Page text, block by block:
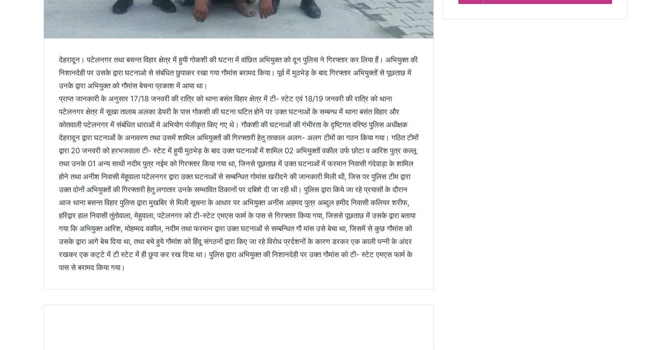
देहरादून। पटेलनगर तथा बसन्त विहार क्षेत्र में हुयी गोकशी की घटना में वांछित अभियुक्त को दून पुलिस ने गिरफ्तार कर लिया हैं। अभियुक्त की
निशानदेही पर उसके द्वारा घटनाओ से संबंधित छुपाकर रखा गया गौमांस बरामद किया। पूर्व में मुठभेड़ के बाद गिरफ्तार अभियुक्तों से पूछताछ में
उनके द्वारा अभियुक्त को गौमांस बेचना प्रकाश में आया था।
प्राप्त जानकारी के अनुसार 17/18 जनवरी की रात्रि को थाना बसंत विहार क्षेत्र में टी- स्टेट एवं 18/19 जनवरी की रात्रि को थाना
पटेलनगर क्षेत्र में सूखा तालाब अलका डेयरी के पास गोकशी की घटना घटित होने पर उक्त घटनाओं के सम्बन्ध में थाना बसंत विहार और
कोतवाली पटेलनगर में संबंधित धाराओं मे अभियोग पंजीकृत किए गए थे। गौकशी की घटनाओं की गंभीरता के दृष्टिगत वरिष्ठ पुलिस अधीक्षक
देहरादून द्वारा घटनाओं के अनावरण तथा उसमें शामिल अभियुक्तों की गिरफ्तारी हेतु तत्काल अलग- अलग टीमों का गठन किया गया। गठित टीमों
द्वारा 20 जनवरी को हरभजवाला टी- स्टेट में हुयी मुठभेड़ के बाद उक्त घटनाओं में शामिल 02 अभियुक्तों वकील उर्फ छोटा व आरिश पुत्र कल्लू
तथा उनके 01 अन्य साथी नदीम पुत्र नईम को गिरफ्तार किया गया था, जिनसे पूछताछ में उक्त घटनाओं में फरमान निवासी गंदेवाड़ा के शामिल
होने तथा अनीश निवासी मेहूवाला पटेलनगर द्वारा उक्त घटनाओं से सम्बन्धित गोमांस खरीदने की जानकारी मिली थी, जिस पर पुलिस टीम द्वारा
उक्त दोनों अभियुक्तों की गिरफ्तारी हेतु लगातार उनके सम्भावित ठिकानों पर दबिशे दी जा रही थी। पुलिस द्वारा किये जा रहे प्रयासों के दौरान
आज थाना बसन्त विहार पुलिस द्वारा मुखबिर से मिली सूचना के आधार पर अभियुक्त अनीस अहमद पुत्र अब्दुल हमीद निवासी कलियर शरीफ,
हरिद्वार हाल निवासी तुंतोवाला, मेहुवाला, पटेलनगर को टी-स्टेट एमएस फार्म के पास से गिरफ्तार किया गया, जिससे पूछताछ में उसके द्वारा बताया
गया कि अभियुक्त आरिश, मोहम्मद वकील, नदीम तथा फरमान द्वारा उक्त घटनाओं से सम्बन्धित गौ मांस उसे बेचा था, जिसमें से कुछ गौमांस को
उसके द्वारा आगे बेच दिया था, तथा बचे हुये गौमांश को हिंदू संगठनों द्वारा किए जा रहे विरोध प्रर्दशनों के कारण डरकर एक काली पन्नी के अंदर
रखकर एक कट्टे में टी स्टेट में ही छुपा कर रख दिया था। पुलिस द्वारा अभियुक्त की निशानदेही पर उक्त गौमांस को टी- स्टेट एमएस फार्म के
पास से बरामद किया गया।